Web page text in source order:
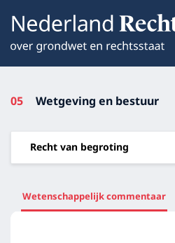
05 Wetgeving en bestuur
Recht van begroting
Wetenschappelijk commentaar